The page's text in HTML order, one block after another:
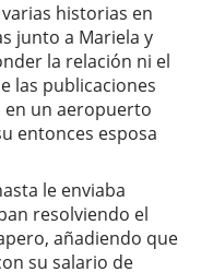
historias en
junto a Mariela y
la relación ni el
las publicaciones
en un aeropuerto
entonces esposa
le enviaba
resolviendo el
añadiendo que
su salario de